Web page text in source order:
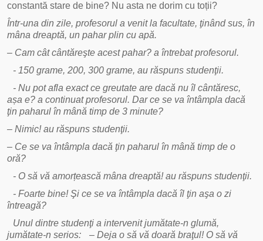
constantă stare de bine? Nu asta ne dorim cu toții?
Într-una din zile, profesorul a venit la facultate, ţinând sus, în
mâna dreaptă, un pahar plin cu apă.
– Cam cât cântăreşte acest pahar? a întrebat profesorul.
- 150 grame, 200, 300 grame, au răspuns studenţii.
- Nu pot afla exact ce greutate are dacă nu îl cântăresc,
așa e? a continuat profesorul. Dar ce se va întâmpla dacă
ţin paharul în mână timp de 3 minute?
– Nimic! au răspuns studenţii.
– Ce se va întâmpla dacă ţin paharul în mână timp de o
oră?
- O să vă amorțească mâna dreaptă! au răspuns studenţii.
- Foarte bine! Şi ce se va întâmpla dacă îl ţin aşa o zi
întreagă?
Unul dintre studenţi a intervenit jumătate-n glumă,
jumătate-n serios: – Deja o să vă doară braţul! O să vă